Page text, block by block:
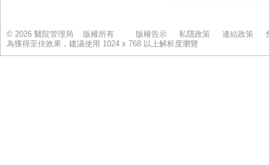
© 2026 醫院管理局 版權所有 版權告示 私隱政策 連結政策
為獲得至佳效果，建議使用 1024 x 768 以上解析度瀏覽